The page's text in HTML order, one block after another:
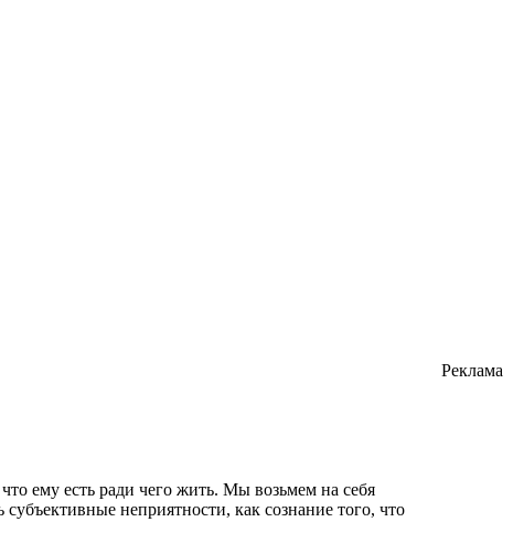
ему есть ради чего жить. Мы возьмем на себя
неприятности, как сознание того, что
Реклама